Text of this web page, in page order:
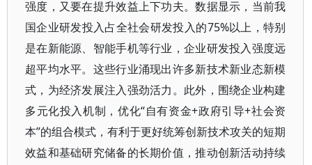
强度，又要在提升效益上下功夫。数据显示，当前我
国企业研发投入占全社会研发投入的75%以上，特别
是在新能源、智能手机等行业，企业研发投入强度远
超平均水平。这些行业涌现出许多新技术新业态新模
式，为经济发展注入强劲活力。此外，围绕企业构建
多元化投入机制，优化“自有资金+政府引导+社会资
本”的组合模式，有利于更好统筹创新技术攻关的短期
效益和基础研究储备的长期价值，推动创新活动持续